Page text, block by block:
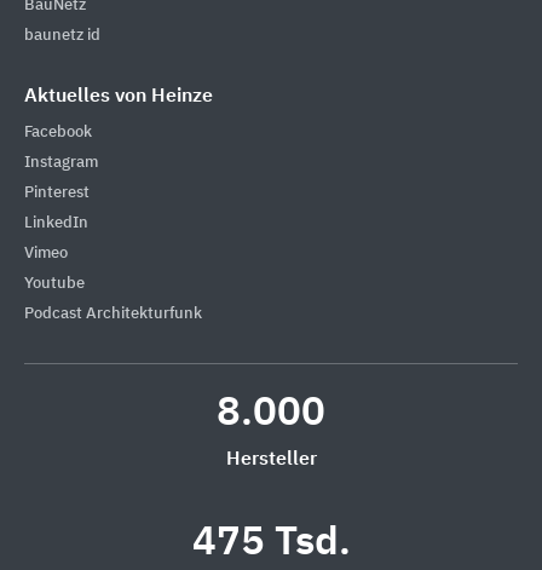
BauNetz
baunetz id
Aktuelles von Heinze
Facebook
Instagram
Pinterest
LinkedIn
Vimeo
Youtube
Podcast Architekturfunk
8.000
Hersteller
475 Tsd.